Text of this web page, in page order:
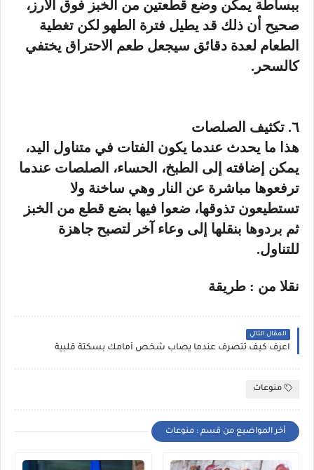
ببساطة يمكن وضع قطعتين من الخبز فوق الارز،
صحيح أن ذلك قد يطيل فترة الطهو لكن تغطية
الطعام لعدة دقائق سيجعل طعم الاحتراق يختفي
كالسحر.
٦. تكثيف الصلصات
هذا ما يحدث عندما يكون الفتات في متناول اليد،
يمكن إضافته إلى الطبخ، الحساء، الصلصات عندما
ترفعوها مباشرة عن النار وهي ساخنة ولا
تستطيعون تذوقها، ضعوا فيها بضع قطع من الخبز
ثم بردوها بنقلها إلى وعاء آخر لتصبح جاهزة
للتناول.
نقلا من : طريقة
المقال التالي
اعرف كيف تتصرف عندما يصاب شخص أمامك بسكتة قلبية
منوعات
أخر المواضيع من قسم : منوعات